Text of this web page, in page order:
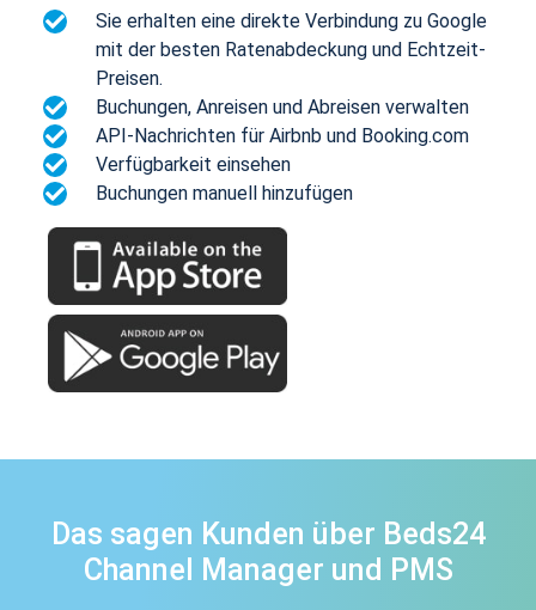
Sie erhalten eine direkte Verbindung zu Google
mit der besten Ratenabdeckung und Echtzeit-
Preisen.
Buchungen, Anreisen und Abreisen verwalten
API-Nachrichten für Airbnb und Booking.com
Verfügbarkeit einsehen
Buchungen manuell hinzufügen
Das sagen Kunden über Beds24
Channel Manager und PMS